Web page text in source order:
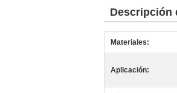
Descripción
Materiales:
Aplicación: